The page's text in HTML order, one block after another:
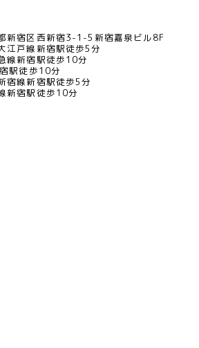
新宿区西新宿3-1-5新宿嘉泉ビル8F
江戸線新宿駅徒歩5分
線新宿駅徒歩10分
駅徒歩10分
宿線新宿駅徒歩5分
新宿駅徒歩10分